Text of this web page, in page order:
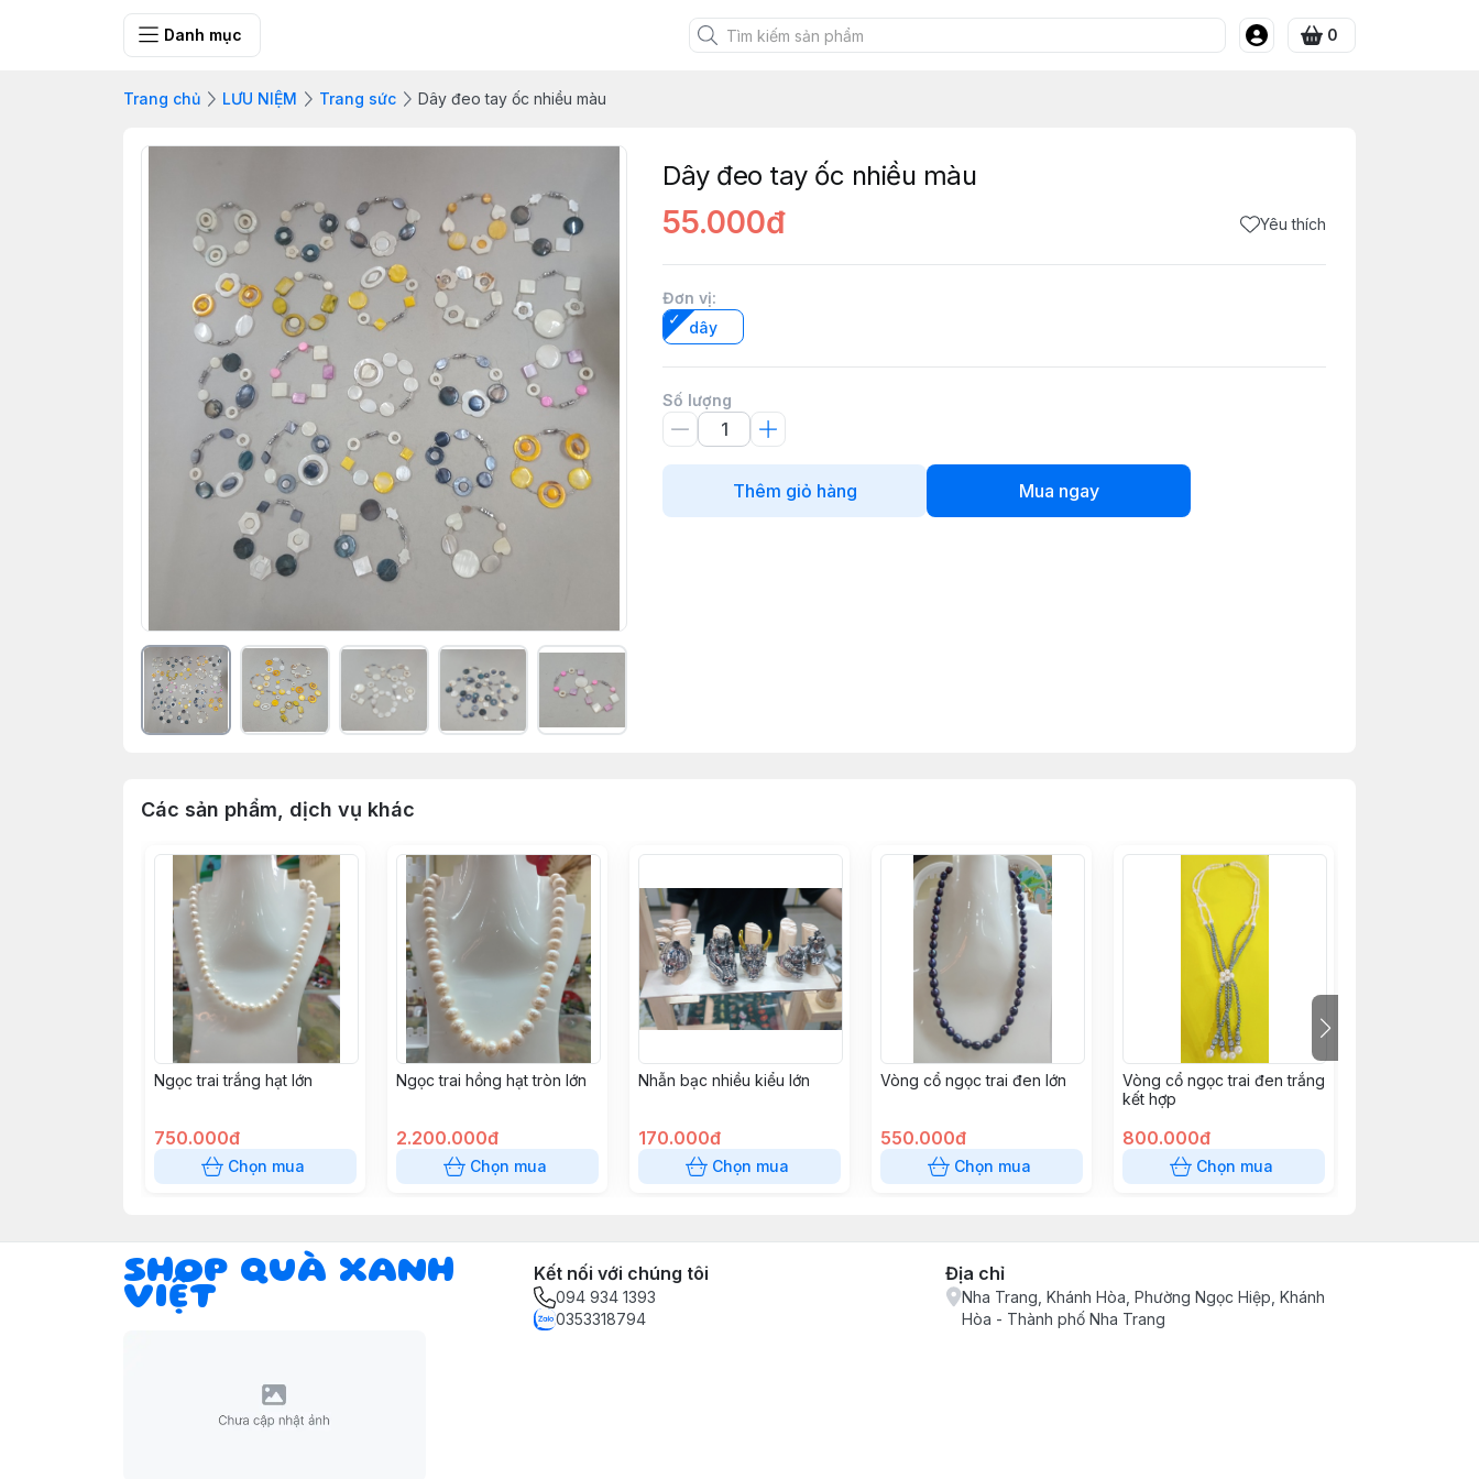
Danh mục 0
Trang chủ LƯU NIỆM Trang sức Dây đeo tay ốc nhiều màu
Dây đeo tay ốc nhiều màu
55.000đ Yêu thích
Đơn vị:
dây
Số lượng
Thêm giỏ hàng Mua ngay
Các sản phẩm, dịch vụ khác
Ngọc trai trắng hạt lớn
750.000đ
Chọn mua
Ngọc trai hồng hạt tròn lớn
2.200.000đ
Chọn mua
Nhẫn bạc nhiều kiểu lớn
170.000đ
Chọn mua
Vòng cổ ngọc trai đen lớn
550.000đ
Chọn mua
Vòng cổ ngọc trai đen trắng
kết hợp
800.000đ
Chọn mua
SHOP QUÀ XANH
VIỆT
Kết nối với chúng tôi
094 934 1393
0353318794
Địa chỉ
Nha Trang, Khánh Hòa, Phường Ngọc Hiệp, Khánh
Hòa - Thành phố Nha Trang